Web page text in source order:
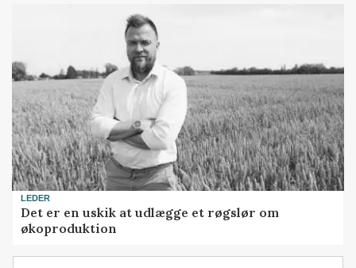
LEDER
Det er en uskik at udlægge et røgslør om
økoproduktion